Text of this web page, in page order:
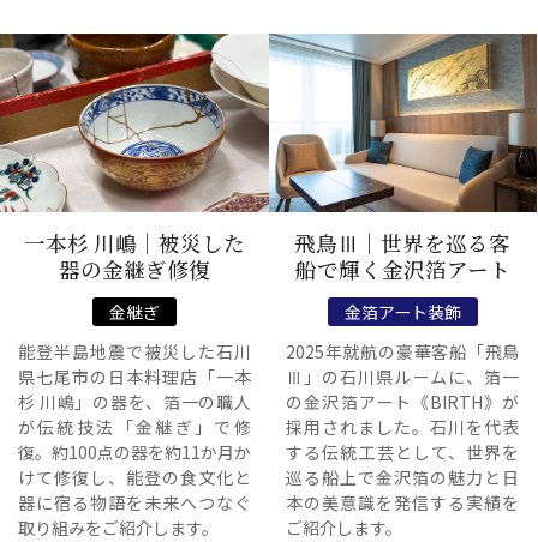
一本杉 川嶋｜被災した
器の金継ぎ修復
金継ぎ
能登半島地震で被災した石川
県七尾市の日本料理店「一本
杉 川嶋」の器を、箔一の職人
が伝統技法「金継ぎ」で修
復。約100点の器を約11か月か
けて修復し、能登の食文化と
器に宿る物語を未来へつなぐ
取り組みをご紹介します。
飛鳥Ⅲ｜世界を巡る客
船で輝く金沢箔アート
金箔アート装飾
2025年就航の豪華客船「飛鳥
Ⅲ」の石川県ルームに、箔一
の金沢箔アート《BIRTH》が
採用されました。石川を代表
する伝統工芸として、世界を
巡る船上で金沢箔の魅力と日
本の美意識を発信する実績を
ご紹介します。